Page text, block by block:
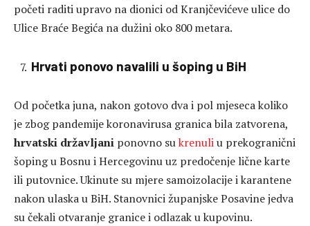
početi raditi upravo na dionici od Kranjčevićeve ulice do
Ulice Braće Begića na dužini oko 800 metara.
Hrvati ponovo navalili u šoping u BiH
Od početka juna, nakon gotovo dva i pol mjeseca koliko
je zbog pandemije koronavirusa granica bila zatvorena,
hrvatski državljani ponovno sukrenuliu prekogranični
šoping u Bosnu i Hercegovinu uz predočenje lične karte
ili putovnice. Ukinute su mjere samoizolacije i karantene
nakon ulaska u BiH. Stanovnici županjske Posavine jedva
su čekali otvaranje granice i odlazak u kupovinu.